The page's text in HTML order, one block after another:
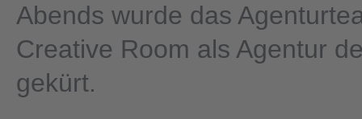
Abends wurde das
Creative Room als Agentur
gekürt.